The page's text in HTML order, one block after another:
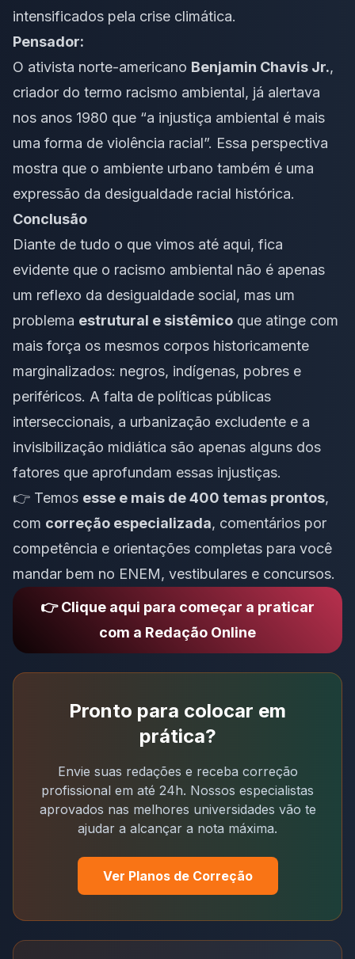
intensificados pela crise climática.
Pensador:
O ativista norte-americano Benjamin Chavis Jr.,
criador do termo racismo ambiental, já alertava
nos anos 1980 que “a injustiça ambiental é mais
uma forma de violência racial”. Essa perspectiva
mostra que o ambiente urbano também é uma
expressão da desigualdade racial histórica.
Conclusão
Diante de tudo o que vimos até aqui, fica
evidente que o racismo ambiental não é apenas
um reflexo da desigualdade social, mas um
problema estrutural e sistêmico que atinge com
mais força os mesmos corpos historicamente
marginalizados: negros, indígenas, pobres e
periféricos. A falta de políticas públicas
interseccionais, a urbanização excludente e a
invisibilização midiática são apenas alguns dos
fatores que aprofundam essas injustiças.
👉 Temos esse e mais de 400 temas prontos,
com correção especializada, comentários por
competência e orientações completas para você
mandar bem no ENEM, vestibulares e concursos.
👉 Clique aqui para começar a praticar
com a Redação Online
Pronto para colocar em
prática?
Envie suas redações e receba correção
profissional em até 24h. Nossos especialistas
aprovados nas melhores universidades vão te
ajudar a alcançar a nota máxima.
Ver Planos de Correção